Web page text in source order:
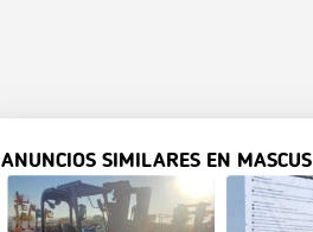
ANUNCIOS SIMILARES EN MASCUS